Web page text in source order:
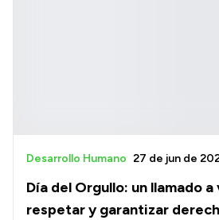
Día del Orgullo: un llamado
respetar y garantizar
Desarrollo Humano 27 de jun de